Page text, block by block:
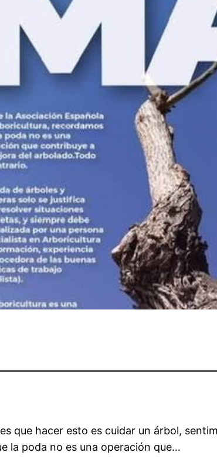
que hacer esto es cuidar un árbol,
la poda no es una operación que…